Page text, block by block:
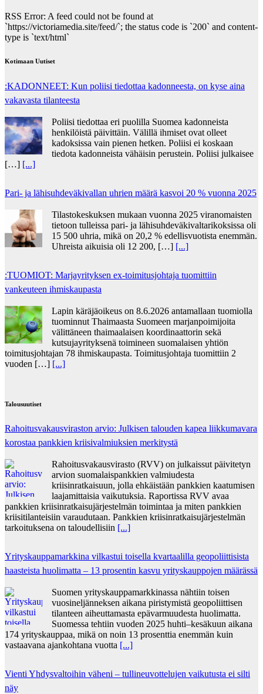
RSS Error: A feed could not be found at
`https://victoriamedia.site/feed/`; the status code is `200` and content-
type is `text/html`
Kotimaan Uutiset
:KADONNEET: Kun poliisi tiedottaa kadonneesta, on kyse aina
vakavasta tilanteesta
Poliisi tiedottaa eri puolilla Suomea kadonneista
henkilöistä päivittäin. Välillä ihmiset ovat olleet
kadoksissa vain pienen hetken. Poliisi ei koskaan
tiedota kadonneista vähäisin perustein. Poliisi julkaisee
[…] [...]
Pari- ja lähisuhdeväkivallan uhrien määrä kasvoi 20 % vuonna 2025
Tilastokeskuksen mukaan vuonna 2025 viranomaisten
tietoon tulleissa pari- ja lähisuhdeväkivaltarikoksissa oli
15 500 uhria, mikä on 20,2 % edellisvuotista enemmän.
Uhreista aikuisia oli 12 200, […] [...]
:TUOMIOT: Marjayrityksen ex-toimitusjohtaja tuomittiin
vankeuteen ihmiskaupasta
Lapin käräjäoikeus on 8.6.2026 antamallaan tuomiolla
tuominnut Thaimaasta Suomeen marjanpoimijoita
välittäneen thaimaalaisen koordinaattorin sekä
kutsujayrityksenä toimineen suomalaisen yhtiön
toimitusjohtajan 78 ihmiskaupasta. Toimitusjohtaja tuomittiin 2
vuoden […] [...]
Talousuutiset
Rahoitusvakausviraston arvio: Julkisen talouden kapea liikkumavara
korostaa pankkien kriisivalmiuksien merkitystä
Rahoitusvakausvirasto (RVV) on julkaissut päivitetyn
arvion suomalaispankkien valmiudesta
kriisinratkaisuun, jolla ehkäistään pankkien kaatumisen
laajamittaisia vaikutuksia. Raportissa RVV avaa
pankkien kriisinratkaisujärjestelmän toimintaa ja miten pankkien
kriisitilanteisiin varaudutaan. Pankkien kriisinratkaisujärjestelmän
tarkoituksena on taloudellisiin [...]
Yrityskauppamarkkina vilkastui toisella kvartaalilla geopoliittisista
haasteista huolimatta – 13 prosentin kasvu yrityskauppojen määrässä
Suomen yrityskauppamarkkinassa nähtiin toisen
vuosineljänneksen aikana piristymistä geopoliittisen
tilanteen aiheuttamasta epävarmuudesta huolimatta.
Suomessa tehtiin vuoden 2025 huhti–kesäkuun aikana
174 yrityskauppaa, mikä on noin 13 prosenttia enemmän kuin
vastaavana ajankohtana vuotta [...]
Vienti Yhdysvaltoihin väheni – tullineuvottelujen vaikutusta ei silti
näy